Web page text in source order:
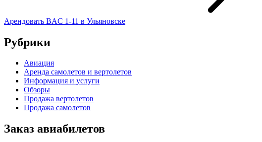
Арендовать BAC 1-11 в Ульяновске
Рубрики
Авиация
Аренда самолетов и вертолетов
Информация и услуги
Обзоры
Продажа вертолетов
Продажа самолетов
Заказ авиабилетов